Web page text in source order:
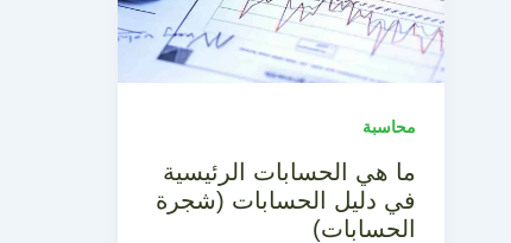
محاسبة
ما هي الحسابات الرئيسية
في دليل الحسابات (شجرة
الحسابات)